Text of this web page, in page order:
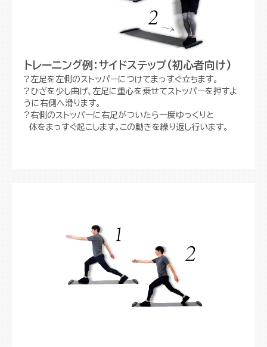
トレーニング例：サイドステップ(初心者向け)
?左足を左側のストッパーにつけてまっすぐ立ちます。
?ひざを少し曲げ、左足に重心を乗せてストッパーを押すよ
うに右側へ滑ります。
?右側のストッパーに右足がついたら一度ゆっくりと
体をまっすぐ起こします。この動きを繰り返し行います。